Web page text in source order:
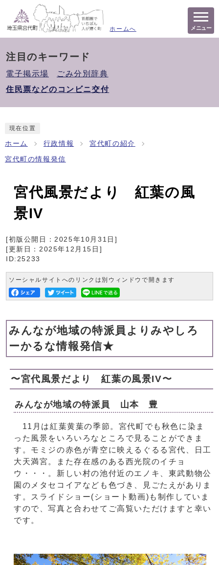
ホームへ メニュー
注目のキーワード
電子掲示場
ごみ分別辞典
住民票などのコンビニ交付
現在位置
ホーム 行政情報 宮代町の紹介
宮代町の情報発信
宮代風景だより 紅葉の風
景IV
[初版公開日：2025年10月31日 ]
[更新日： 2025年12月15日 ]
ID:25233
ソーシャルサイトへのリンクは別ウィンドウで開きます
みんなが地域の特派員よりみやしろ
ーかるな情報発信★
〜宮代風景だより 紅葉の風景IV〜
みんなが地域の特派員 山本 豊
11月は紅葉黄葉の季節。宮代町でも秋色に染ま
った風景をいろいろなところで見ることができま
す。モミジの赤色が青空に映えるぐるる宮代、日工
大天満宮。また存在感のある西光院のイチョ
ウ・・・。新しい村の池付近のエノキ、東武動物公
園のメタセコイアなども色づき、見ごたえがありま
す。スライドショー(ショート動画)も制作していま
すので、写真と合わせてご高覧いただけますと幸い
です。